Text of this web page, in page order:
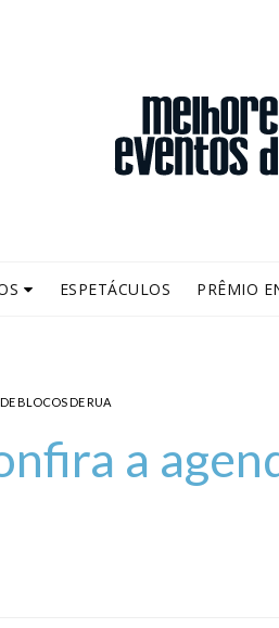
ESPETÁCULOS PRÊMIO
BLOCOS DE RUA
a